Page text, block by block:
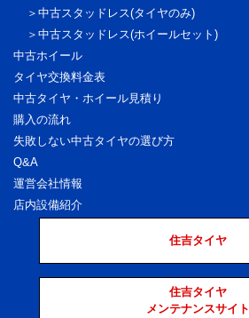
中古スタッドレス(タイヤのみ)
中古スタッドレス(ホイールセット)
中古ホイール
タイヤ交換料金表
中古タイヤ・ホイール見積り
購入の流れ
失敗しない中古タイヤの選び方
Q&A
運営会社情報
店内設備紹介
住吉タイヤ
住吉タイヤ
メンテナンスサイト